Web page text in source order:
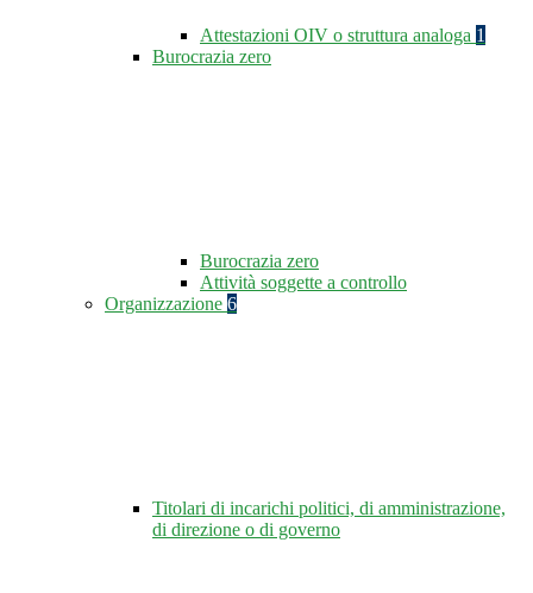
Attestazioni OIV o struttura analoga 1
Burocrazia zero
Burocrazia zero
Attività soggette a controllo
Organizzazione 6
Titolari di incarichi politici, di amministrazione,
di direzione o di governo